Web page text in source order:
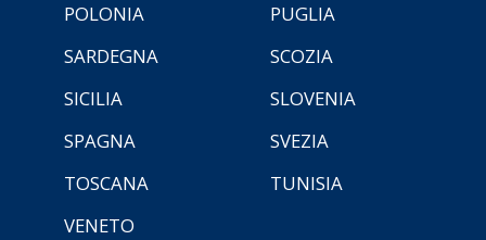
POLONIA
PUGLIA
SARDEGNA
SCOZIA
SICILIA
SLOVENIA
SPAGNA
SVEZIA
TOSCANA
TUNISIA
VENETO